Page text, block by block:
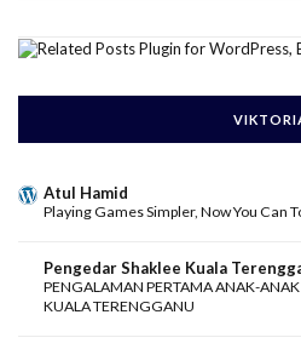
Atul Hamid
Playing Games Simpler, Now You Can
Pengedar Shaklee Kuala
PENGALAMAN PERTAMA ANAK-
KUALA TERENGGANU